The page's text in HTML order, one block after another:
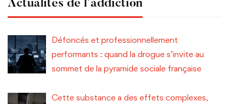
Actualités de l’addiction
Défoncés et professionnellement
performants : quand la drogue s’invite au
sommet de la pyramide sociale française
Cette substance a des effets complexes,